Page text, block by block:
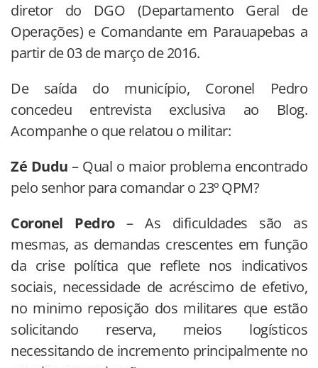
diretor do DGO (Departamento Geral de
Operações) e Comandante em Parauapebas a
partir de 03 de março de 2016.
De saída do município, Coronel Pedro
concedeu entrevista exclusiva ao Blog.
Acompanhe o que relatou o militar:
Zé Dudu – Qual o maior problema encontrado
pelo senhor para comandar o 23º QPM?
Coronel Pedro– As dificuldades são as
mesmas, as demandas crescentes em função
da crise política que reflete nos indicativos
sociais, necessidade de acréscimo de efetivo,
no minimo reposição dos militares que estão
solicitando reserva, meios logísticos
necessitando de incremento principalmente no